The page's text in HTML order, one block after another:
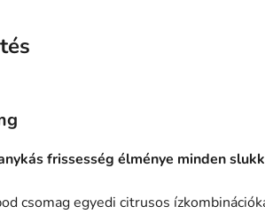
frissesség élménye minden
csomag egyedi citrusos